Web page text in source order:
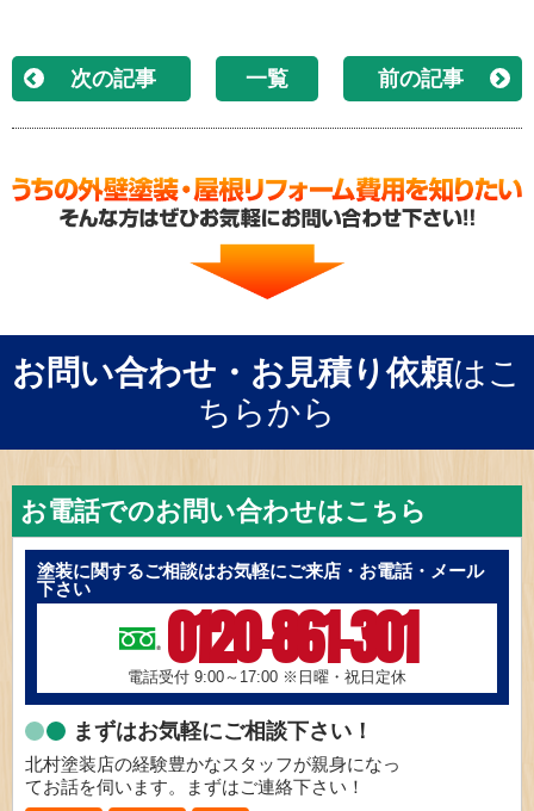
次の記事 一覧 前の記事
お問い合わせ・お見積り依頼はこ
ちらから
お電話でのお問い合わせはこちら
塗装に関するご相談はお気軽にご来店・お電話・メール
下さい
0120-861-301
電話受付 9:00～17:00 ※日曜・祝日定休
まずはお気軽にご相談下さい！
北村塗装店の経験豊かなスタッフが親身になっ
てお話を伺います。まずはご連絡下さい！